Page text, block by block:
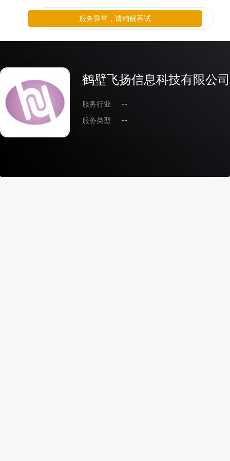
鹤壁飞扬信息科技有限公司
服务行业
--
服务类型
--
服务异常，请稍候再试